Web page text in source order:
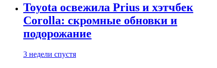
Toyota освежила Prius и хэтчбек
Corolla: скромные обновки и
подорожание
3 недели спустя